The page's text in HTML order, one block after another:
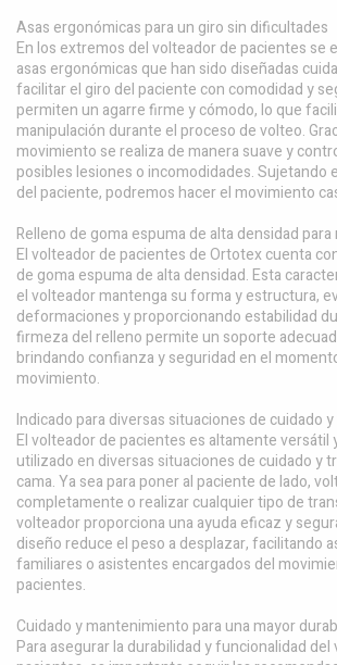
Asas ergonómicas para un giro sin dificultades
En los extremos del volteador de pacientes se
asas ergonómicas que han sido diseñadas
facilitar el giro del paciente con comodidad y
permiten un agarre firme y cómodo, lo que
manipulación durante el proceso de volteo.
movimiento se realiza de manera suave y
posibles lesiones o incomodidades. Sujetando
del paciente, podremos hacer el movimiento
Relleno de goma espuma de alta densidad
El volteador de pacientes de Ortotex cuenta
de goma espuma de alta densidad. Esta
el volteador mantenga su forma y estructura,
deformaciones y proporcionando estabilidad
firmeza del relleno permite un soporte
brindando confianza y seguridad en el
movimiento.
Indicado para diversas situaciones de cuidado
El volteador de pacientes es altamente versátil
utilizado en diversas situaciones de cuidado y
cama. Ya sea para poner al paciente de lado,
completamente o realizar cualquier tipo de
volteador proporciona una ayuda eficaz y
diseño reduce el peso a desplazar, facilitando
familiares o asistentes encargados del
pacientes.
Cuidado y mantenimiento para una mayor
Para asegurar la durabilidad y funcionalidad